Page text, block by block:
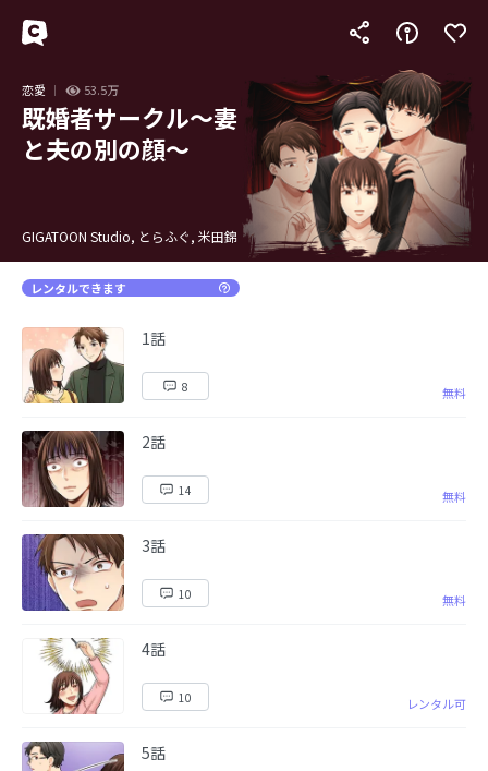
恋愛 53.5万
既婚者サークル〜妻
と夫の別の顔〜
GIGATOON Studio, とらふぐ, 米田錦
レンタルできます
1話
8 無料
2話
14 無料
3話
10 無料
4話
10 レンタル可
5話